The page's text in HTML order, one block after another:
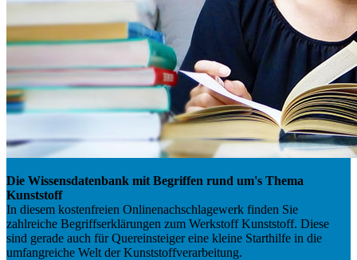
Die Wissensdatenbank mit Begriffen rund um's Thema
Kunststoff
In diesem kostenfreien Onlinenachschlagewerk finden Sie
zahlreiche Begriffserklärungen zum Werkstoff Kunststoff. Diese
sind gerade auch für Quereinsteiger eine kleine Starthilfe in die
umfangreiche Welt der Kunststoffverarbeitung.